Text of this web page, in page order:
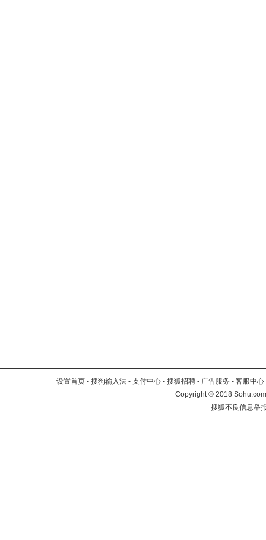
设置首页 - 搜狗输入法 - 支付中心 - 搜狐招聘 - 广告服务 - 客服中心
Copyright©2018
搜狐不良信息举